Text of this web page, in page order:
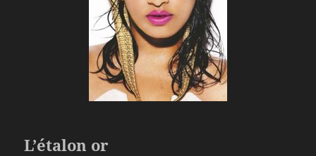
L’étalon or